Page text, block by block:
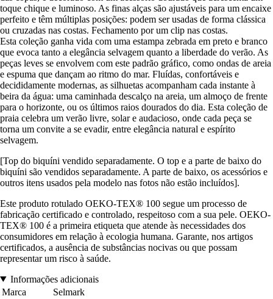
toque chique e luminoso. As finas alças são ajustáveis para um encaixe
perfeito e têm múltiplas posições: podem ser usadas de forma clássica
ou cruzadas nas costas. Fechamento por um clip nas costas.
Esta coleção ganha vida com uma estampa zebrada em preto e branco
que evoca tanto a elegância selvagem quanto a liberdade do verão. As
peças leves se envolvem com este padrão gráfico, como ondas de areia
e espuma que dançam ao ritmo do mar. Fluídas, confortáveis e
decididamente modernas, as silhuetas acompanham cada instante à
beira da água: uma caminhada descalço na areia, um almoço de frente
para o horizonte, ou os últimos raios dourados do dia. Esta coleção de
praia celebra um verão livre, solar e audacioso, onde cada peça se
torna um convite a se evadir, entre elegância natural e espírito
selvagem.
[Top do biquíni vendido separadamente. O top e a parte de baixo do
biquíni são vendidos separadamente. A parte de baixo, os acessórios e
outros itens usados pela modelo nas fotos não estão incluídos].
Este produto rotulado OEKO-TEX® 100 segue um processo de
fabricação certificado e controlado, respeitoso com a sua pele. OEKO-
TEX® 100 é a primeira etiqueta que atende às necessidades dos
consumidores em relação à ecologia humana. Garante, nos artigos
certificados, a ausência de substâncias nocivas ou que possam
representar um risco à saúde.
Informações adicionais
Marca
Selmark